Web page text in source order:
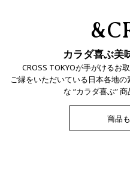
カラダ喜ぶ美
CROSS TOKYOが手がけるお
ご縁をいただいている日本各地
な “カラダ喜ぶ”
商品